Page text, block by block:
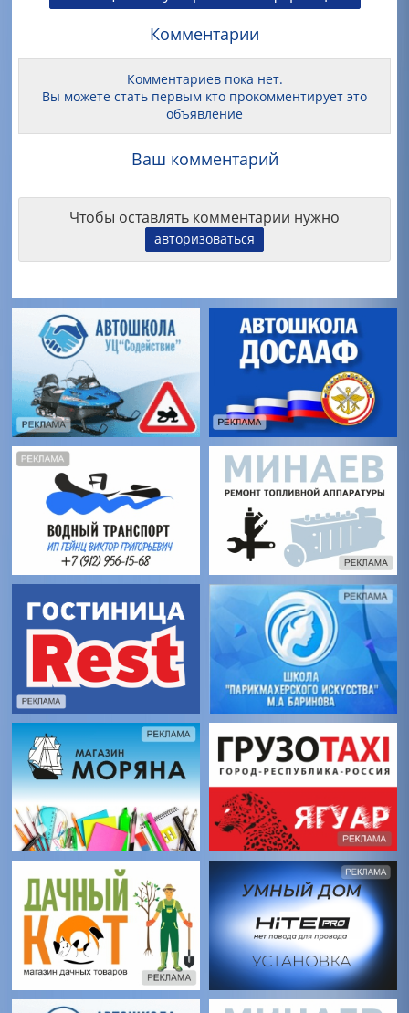
Комментарии
Комментариев пока нет.
Вы можете стать первым кто прокомментирует это
объявление
Ваш комментарий
Чтобы оставлять комментарии нужно
авторизоваться